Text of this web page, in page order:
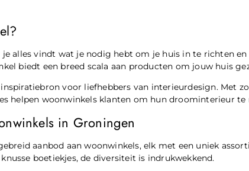
je alles vindt wat je nodig hebt om je huis in te richten
biedt een breed scala aan producten om jouw huis
voor liefhebbers van interieurdesign. Met
helpen woonwinkels klanten om hun droominterieur te
in Groningen
aanbod aan woonwinkels, elk met een uniek
boetiekjes, de diversiteit is indrukwekkend.